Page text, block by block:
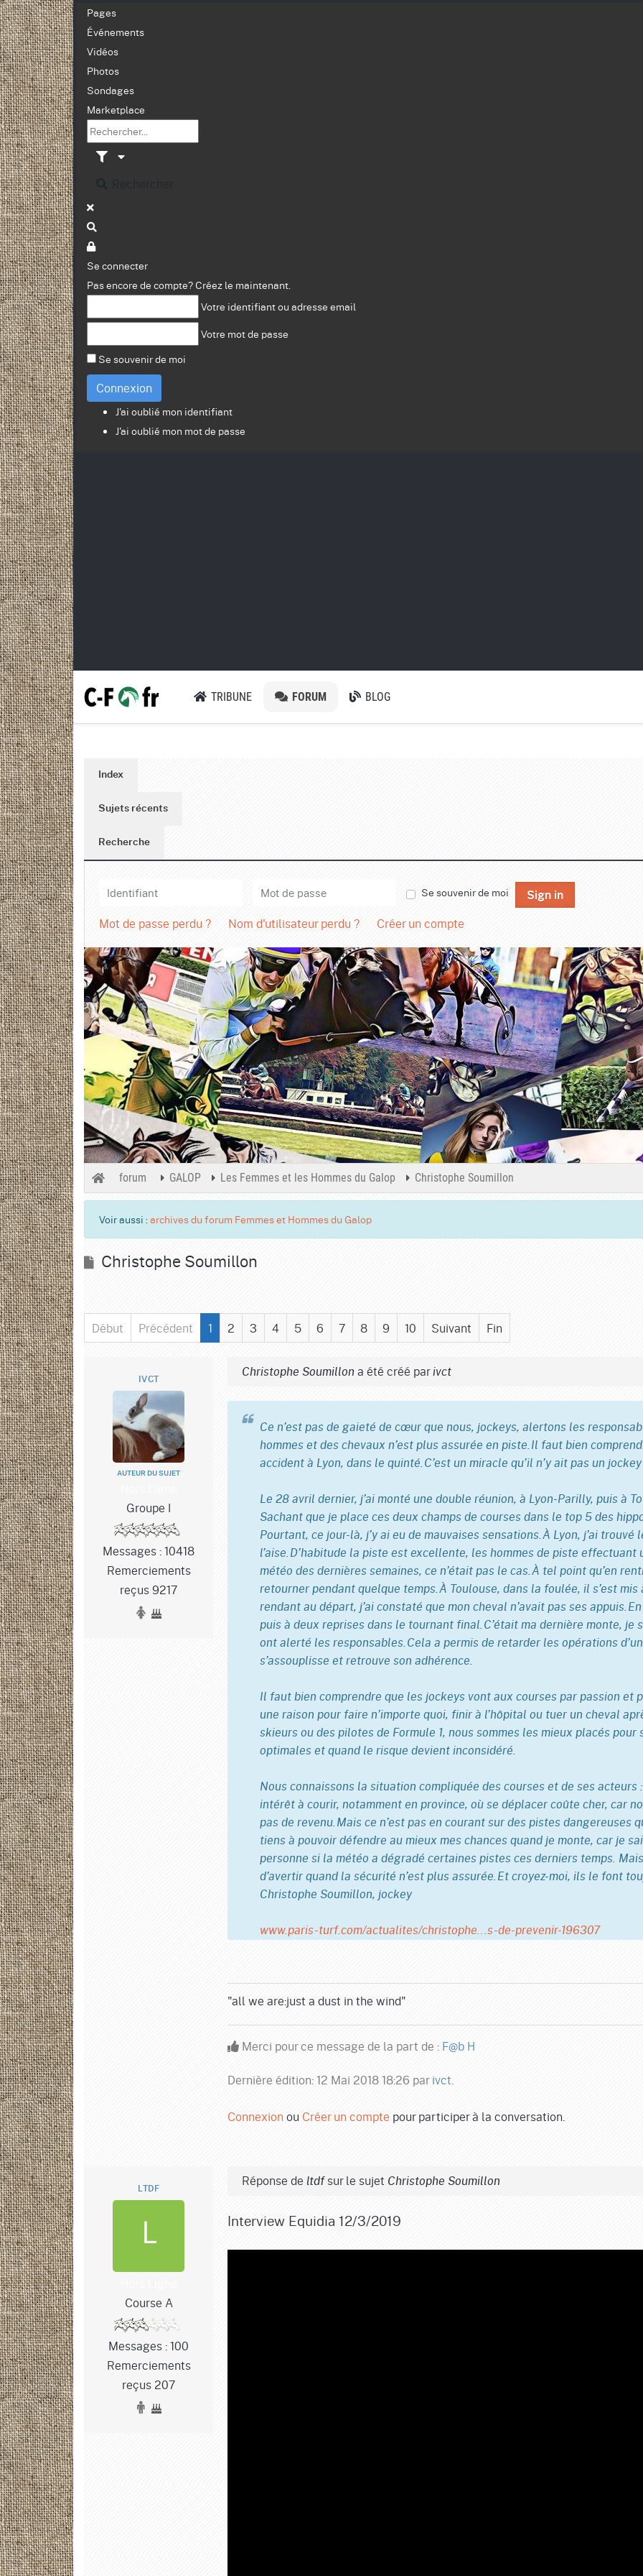
Pages
Événements
Vidéos
Photos
Sondages
Marketplace
Se connecter
Pas encore de compte? Créez le maintenant.
Votre identifiant ou adresse email
Votre mot de passe
Se souvenir de moi
Connexion
J'ai oublié mon identifiant
J'ai oublié mon mot de passe
TRIBUNE FORUM BLOG
Index
Sujets récents
Recherche
Se souvenir de moi Sign in
Mot de passe perdu ? Nom d'utilisateur perdu ? Créer un compte
forum GALOP Les Femmes et les Hommes du Galop Christophe Soumillon
Voir aussi :archives du forum Femmes et Hommes du Galop
Christophe Soumillon
Début Précédent 1 2 3 4 5 6 7 8 9 10 Suivant Fin
IVCT
AUTEUR DU SUJET
Groupe I
Messages : 10418
Remerciements
reçus 9217
Christophe Soumillon a été créé parivct
Ce n’est pas de gaieté de cœur que nous, jockeys, alertons les
hommes et des chevaux n’est plus assurée en piste. Il faut bien
accident à Lyon, dans le quinté. C’est un miracle qu’il n’y ait pas un
Le 28 avril dernier, j’ai monté une double réunion, à Lyon-Parilly, puis à
Sachant que je place ces deux champs de courses dans le top 5 des
Pourtant, ce jour-là, j’y ai eu de mauvaises sensations. À Lyon, j’ai
l’aise. D’habitude la piste est excellente, les hommes de piste
météo des dernières semaines, ce n’était pas le cas. À tel point qu’en
retourner pendant quelque temps. À Toulouse, dans la foulée, il s’est
rendant au départ, j’ai constaté que mon cheval n’avait pas ses appuis.
puis à deux reprises dans le tournant final. C’était ma dernière monte,
ont alerté les responsables. Cela a permis de retarder les opérations
s’assouplisse et retrouve son adhérence.
Il faut bien comprendre que les jockeys vont aux courses par passion et
une raison pour faire n’importe quoi, finir à l’hôpital ou tuer un cheval
skieurs ou des pilotes de Formule 1, nous sommes les mieux placés
optimales et quand le risque devient inconsidéré.
Nous connaissons la situation compliquée des courses et de ses acteurs
intérêt à courir, notamment en province, où se déplacer coûte cher, car
pas de revenu. Mais ce n’est pas en courant sur des pistes dangereuses
tiens à pouvoir défendre au mieux mes chances quand je monte, car je
personne si la météo a dégradé certaines pistes ces derniers temps.
d’avertir quand la sécurité n’est plus assurée. Et croyez-moi, ils le font
Christophe Soumillon, jockey
www.paris-turf.com/actualites/christophe...s-de-prevenir-196307
"all we are:just a dust in the wind"
Merci pour ce message de la part de : F@b H
Dernière édition: 12 Mai 2018 18:26 parivct.
Connexionou Créer un compte pour participer à la conversation.
LTDF
Course A
Messages : 100
Remerciements
reçus 207
Réponse de ltdfsur le sujet Christophe Soumillon
Interview Equidia 12/3/2019